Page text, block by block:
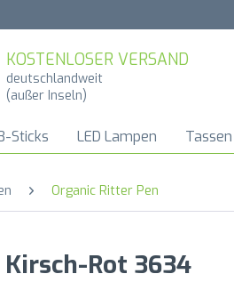
KOSTENLOSER VERSAND
deutschlandweit
(außer Inseln)
Sticks LED Lampen Tassen
Organic Ritter Pen
Rot 3634